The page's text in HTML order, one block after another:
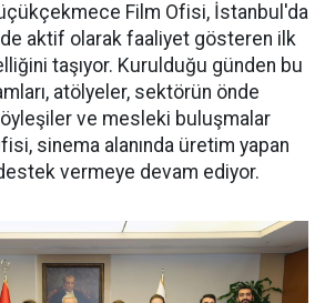
Film Ofisi, İstanbul'da
aktif olarak faaliyet gösteren ilk
taşıyor. Kurulduğu günden bu
atölyeler, sektörün önde
ve mesleki buluşmalar
sinema alanında üretim yapan
vermeye devam ediyor.